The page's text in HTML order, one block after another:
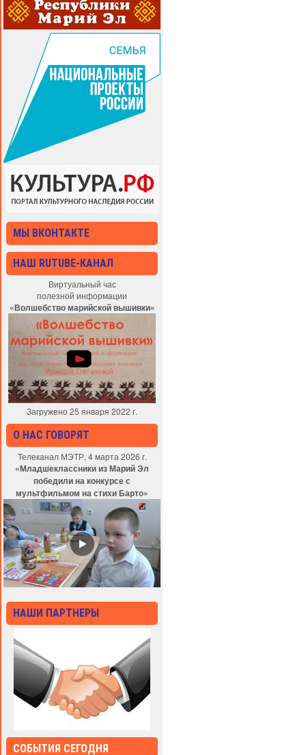
МЫ ВКОНТАКТЕ
НАШ RUTUBE-КАНАЛ
Виртуальный час
полезной информации
«Волшебство марийской вышивки»
Загружено 25 января 2022 г.
О НАС ГОВОРЯТ
Телеканал МЭТР, 4 марта 2026 г.
«Младшеклассники из Марий Эл
победили на конкурсе с
мультфильмом на стихи Барто»
НАШИ ПАРТНЕРЫ
СОБЫТИЯ СЕГОДНЯ